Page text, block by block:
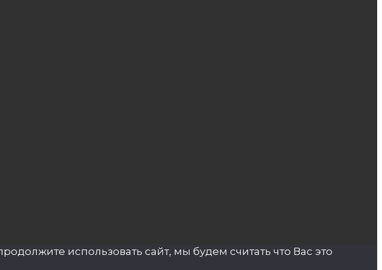
использовать сайт, мы будем считать что Вас это